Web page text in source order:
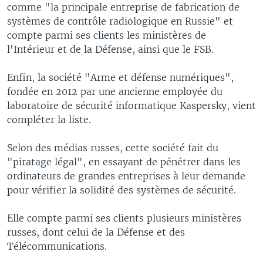
comme "la principale entreprise de fabrication de
systèmes de contrôle radiologique en Russie" et
compte parmi ses clients les ministères de
l'Intérieur et de la Défense, ainsi que le FSB.
Enfin, la société "Arme et défense numériques",
fondée en 2012 par une ancienne employée du
laboratoire de sécurité informatique Kaspersky, vient
compléter la liste.
Selon des médias russes, cette société fait du
"piratage légal", en essayant de pénétrer dans les
ordinateurs de grandes entreprises à leur demande
pour vérifier la solidité des systèmes de sécurité.
Elle compte parmi ses clients plusieurs ministères
russes, dont celui de la Défense et des
Télécommunications.